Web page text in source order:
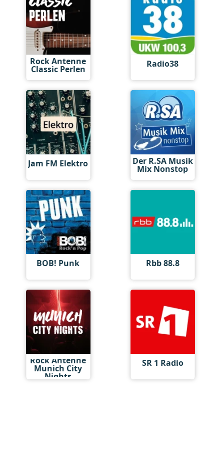
Rock Antenne
Classic Perlen Radio38
Jam FM Elektro Der R.SA Musik
Mix Nonstop
BOB! Punk Rbb 88.8
Rock Antenne
Munich City
Nights
SR 1 Radio